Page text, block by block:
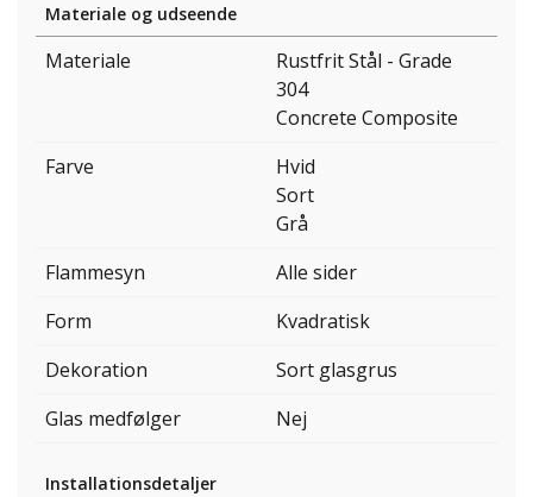
Materiale og udseende
Materiale
Rustfrit Stål - Grade
304
Concrete Composite
Farve
Hvid
Sort
Grå
Flammesyn
Alle sider
Form
Kvadratisk
Dekoration
Sort glasgrus
Glas medfølger
Nej
Installationsdetaljer